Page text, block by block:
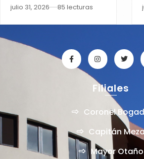
FaCyT-UNI
julio 31, 2026 85 lecturas
Filiales
Coronel
Capitán
Mayor Otaño